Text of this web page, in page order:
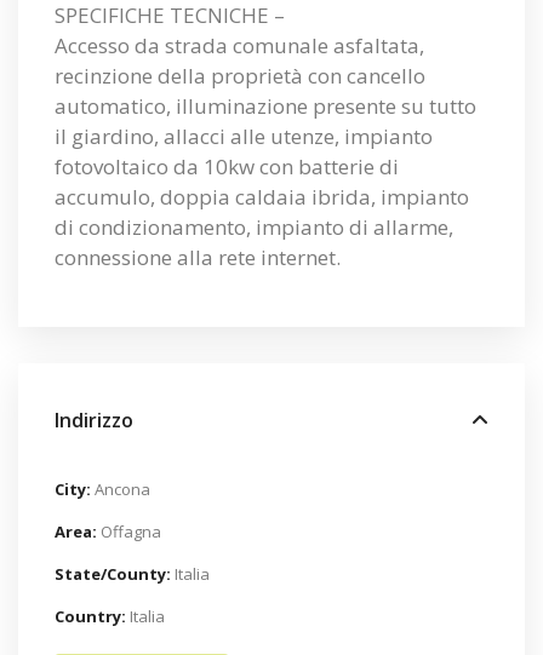
SPECIFICHE TECNICHE –
Accesso da strada comunale asfaltata,
recinzione della proprietà con cancello
automatico, illuminazione presente su tutto
il giardino, allacci alle utenze, impianto
fotovoltaico da 10kw con batterie di
accumulo, doppia caldaia ibrida, impianto
di condizionamento, impianto di allarme,
connessione alla rete internet.
Indirizzo
City: Ancona
Area: Offagna
State/County: Italia
Country: Italia